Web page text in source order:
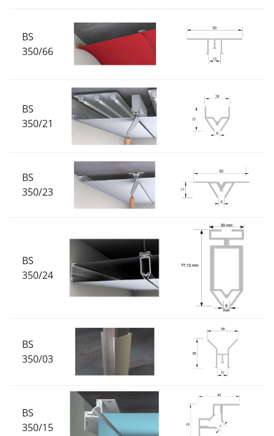
BS
350/66
BS
350/21
BS
350/23
BS
350/24
BS
350/03
BS
350/15